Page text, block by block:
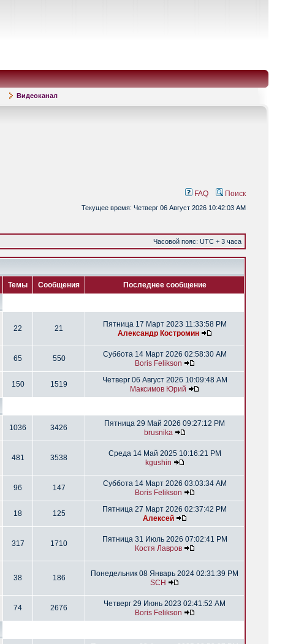
Видеоканал
FAQ Поиск
Текущее время: Четверг 06 Август 2026 10:42:03 AM
Часовой пояс: UTC + 3 часа
Темы Сообщения Последнее сообщение
22 21
Пятница 17 Март 2023 11:33:58 PM
Александр Костромин
65 550
Суббота 14 Март 2026 02:58:30 AM
Boris Felikson
150 1519
Четверг 06 Август 2026 10:09:48 AM
Максимов Юрий
1036 3426
Пятница 29 Май 2026 09:27:12 PM
brusnika
481 3538
Среда 14 Май 2025 10:16:21 PM
kgushin
96 147
Суббота 14 Март 2026 03:03:34 AM
Boris Felikson
18 125
Пятница 27 Март 2026 02:37:42 PM
Алексей
317 1710
Пятница 31 Июль 2026 07:02:41 PM
Костя Лавров
38 186
Понедельник 08 Январь 2024 02:31:39 PM
SCH
74 2676
Четверг 29 Июнь 2023 02:41:52 AM
Boris Felikson